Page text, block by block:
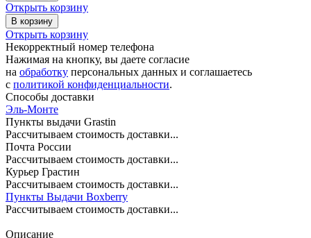
Открыть корзину
В корзину
Открыть корзину
Некорректный номер телефона
Нажимая на кнопку, вы даете согласие
на обработку персональных данных и соглашаетесь
c политикой конфиденциальности.
Способы доставки
Эль-Монте
Пункты выдачи Grastin
Рассчитываем стоимость доставки...
Почта России
Рассчитываем стоимость доставки...
Курьер Грастин
Рассчитываем стоимость доставки...
Пункты Выдачи Boxberry
Рассчитываем стоимость доставки...
Описание